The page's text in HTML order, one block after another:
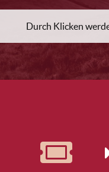
Durch Klicken